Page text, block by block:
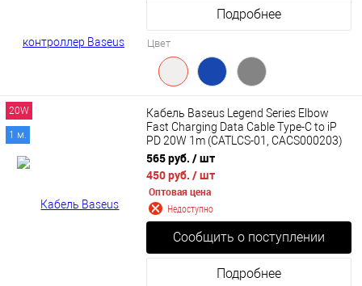
Подробнее
Цвет
20W
1 м.
Кабель Baseus Legend Series Elbow
Fast Charging Data Cable Type-C to iP
PD 20W 1m (CATLCS-01, CACS000203)
565 руб. / шт
450 руб. / шт
Оптовая цена
Недоступно
Сообщить о поступлении
Подробнее